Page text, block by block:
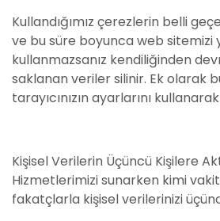
Kullandığımız çerezlerin belli
ve bu süre boyunca web sitemizi
kullanmazsanız kendiliğinden
saklanan veriler silinir. Ek olarak
tarayıcınızın ayarlarını
Kişisel Verilerin Üçüncü Kişilere
Hizmetlerimizi sunarken kimi
fakatçlarla kişisel verilerinizi